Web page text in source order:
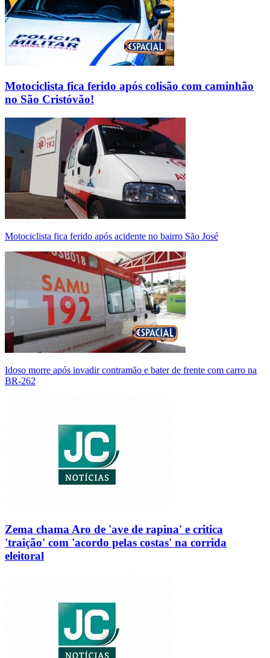
Motociclista fica ferido após colisão com caminhão
no São Cristóvão!
Motociclista fica ferido após acidente no bairro São José
Idoso morre após invadir contramão e bater de frente com carro na
BR-262
Zema chama Aro de 'ave de rapina' e critica
'traição' com 'acordo pelas costas' na corrida
eleitoral